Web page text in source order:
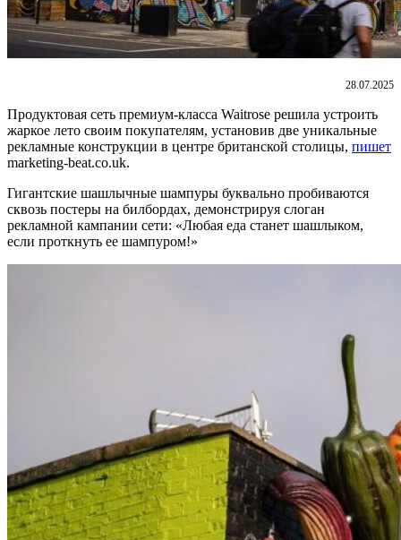
28.07.2025
Продуктовая сеть премиум-класса Waitrose решила устроить
жаркое лето своим покупателям, установив две уникальные
рекламные конструкции в центре британской столицы, пишет
marketing-beat.co.uk.
Гигантские шашлычные шампуры буквально пробиваются
сквозь постеры на билбордах, демонстрируя слоган
рекламной кампании сети: «Любая еда станет шашлыком,
если проткнуть ее шампуром!»